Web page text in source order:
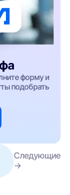
форму и
подобрать
Следующие
→